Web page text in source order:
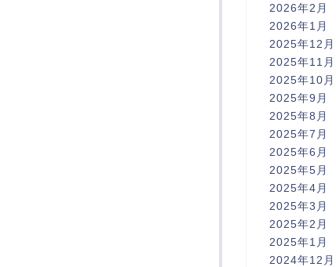
2026年2月
2026年1月
2025年12月
2025年11月
2025年10月
2025年9月
2025年8月
2025年7月
2025年6月
2025年5月
2025年4月
2025年3月
2025年2月
2025年1月
2024年12月